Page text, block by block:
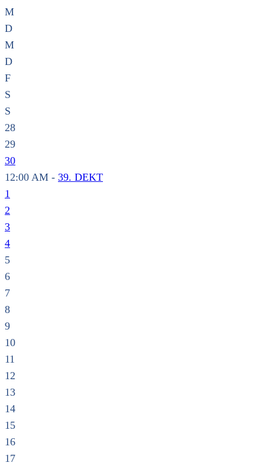
M
D
M
D
F
S
S
28
29
30
12:00 AM - 39. DEKT
1
2
3
4
5
6
7
8
9
10
11
12
13
14
15
16
17